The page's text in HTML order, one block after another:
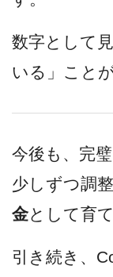
数字として
いる」こと
今後も、完
少しずつ調整
金として育
引き続き、